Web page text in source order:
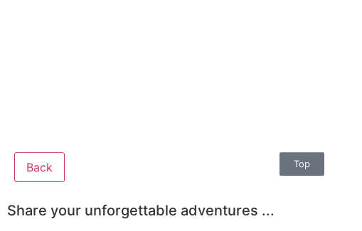
Back Top
Share your unforgettable adventures ...